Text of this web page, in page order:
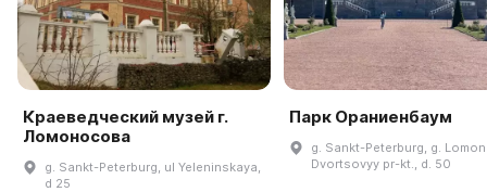
Краеведческий музей г.
Ломоносова
g. Sankt-Peterburg, ul Yeleninskaya,
d 25
Парк Ораниенбаум
g. Sankt-Peterburg, g.
Dvortsovyy pr-kt., d. 50